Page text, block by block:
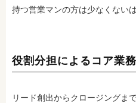
持つ営業マンの方は少なくないは
役割分担によるコア業
リード創出からクロージングま